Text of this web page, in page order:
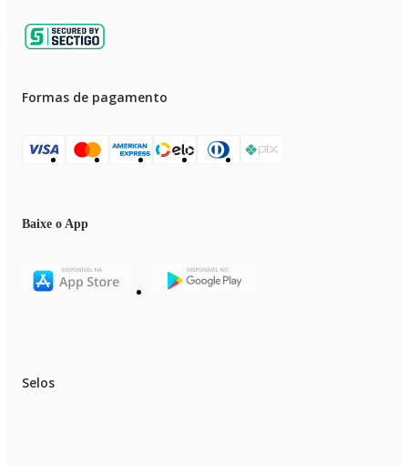
Formas de pagamento
Baixe o App
Selos